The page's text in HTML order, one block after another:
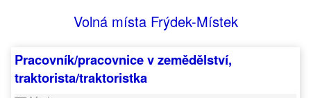
Volná místa Frýdek-Místek
Pracovník/pracovnice v zemědělství,
traktorista/traktoristka